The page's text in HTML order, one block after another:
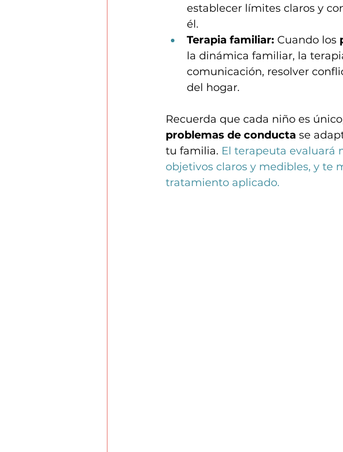
establecer límites claros y
él.
Terapia familiar: Cuando los
la dinámica familiar, la
comunicación, resolver
del hogar.
Recuerda que cada niño es
problemas de conducta se
tu familia. El terapeuta evaluará
objetivos claros y medibles, y te
tratamiento aplicado.